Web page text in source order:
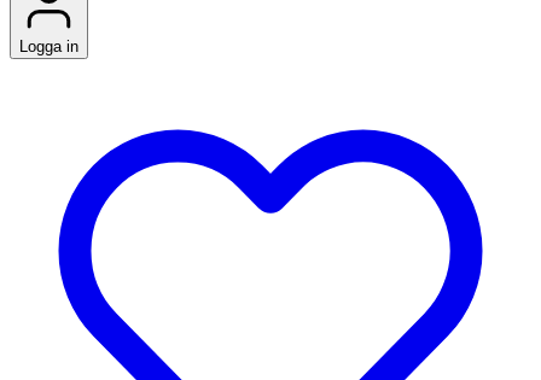
Logga in